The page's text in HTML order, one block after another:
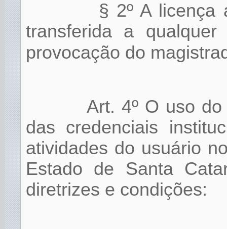
§ 2º A licença
transferida a
provocação do
Art. 4º O uso
das credenciais
atividades do usuário
Estado de Santa
diretrizes e condições: